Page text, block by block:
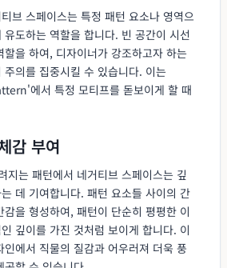
브 스페이스는 특정 패턴 요소나 영역으
도하는 역할을 합니다. 빈 공간이 시선
을 하여, 디자이너가 강조하고자 하는
의를 집중시킬 수 있습니다. 이는
에서 특정 모티프를 돋보이게 할 때
감 부여
지는 패턴에서 네거티브 스페이스는 깊
데 기여합니다. 패턴 요소들 사이의 간
을 형성하여, 패턴이 단순히 평평한 이
깊이를 가진 것처럼 보이게 합니다. 이
에서 직물의 질감과 어우러져 더욱 풍